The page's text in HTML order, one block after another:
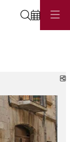
Cerca